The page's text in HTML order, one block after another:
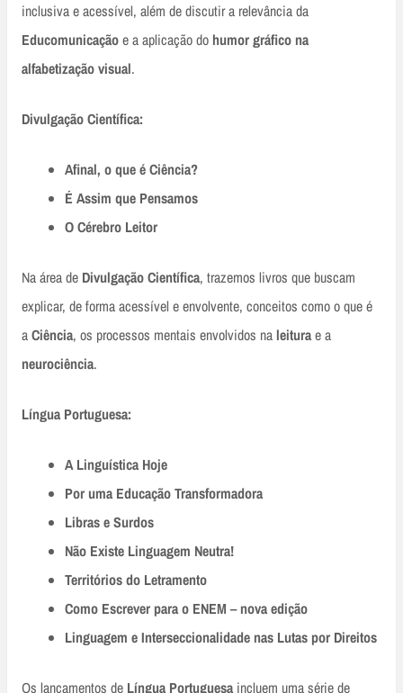
inclusiva e acessível, além de discutir a relevância da
Educomunicaçãoe a aplicação do humor gráfico na
alfabetização visual.
Divulgação Científica:
Afinal, o que é Ciência?
É Assim que Pensamos
O Cérebro Leitor
Na área de Divulgação Científica, trazemos livros que buscam
explicar, de forma acessível e envolvente, conceitos como o que é
aCiência, os processos mentais envolvidos na leiturae a
neurociência.
Língua Portuguesa:
A Linguística Hoje
Por uma Educação Transformadora
Libras e Surdos
Não Existe Linguagem Neutra!
Territórios do Letramento
Como Escrever para o ENEM – nova edição
Linguagem e Interseccionalidade nas Lutas por Direitos
Os lançamentos de Língua Portuguesaincluem uma série de